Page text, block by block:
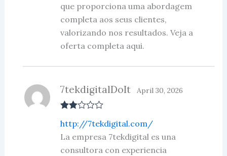
que proporciona uma abordagem
completa aos seus clientes,
valorizando nos resultados. Veja a
oferta completa aqui.
d2
out
of 5
7tekdigitalDoIt April 30, 2026
http://7tekdigital.com/
La empresa 7tekdigital es una
consultora con experiencia